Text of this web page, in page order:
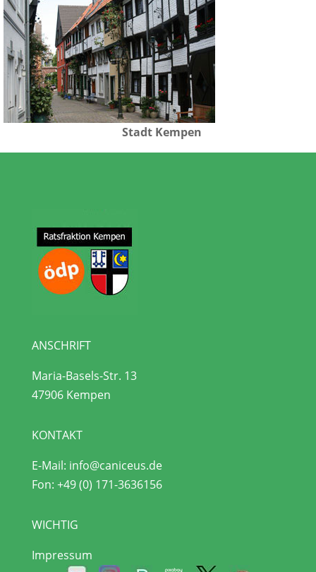
Stadt Kempen
ANSCHRIFT
Maria-Basels-Str. 13
47906 Kempen
KONTAKT
E-Mail: info@caniceus.de
Fon: +49 (0) 171-3636156
WICHTIG
Impressum